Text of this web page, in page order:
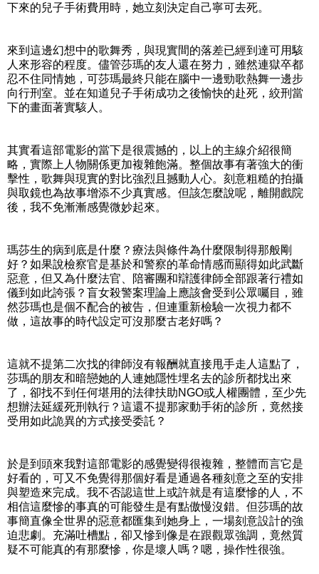
下來的兒子手術費用時，她立刻決定自己寧可去死。
來到這邊幻想中的歌舞秀，與現實間的落差已經到達可用駭
人來形容的程度。儘管莎瑪的友人還在努力，雖然連獄卒都
忍不住同情她，可莎瑪最終只能在腦中一邊勁歌熱舞一邊步
向行刑室。並在知道兒子手術成功之後愉快的赴死，絞刑當
下的畫面著實駭人。
其實看這部電影的當下是很震撼的，以上的主線介紹很簡
略，實際上人物關係更加複雜飽滿。整個故事有著強大的衝
擊性，歌舞與現實的對比強烈且撼動人心。刻意粗糙的拍攝
與取鏡也為故事增添不少真實感。但該怎麼說呢，離開戲院
後，我不免漸漸感覺微妙起來。
瑪莎生的病到底是什麼？療法與條件為什麼限制得那般剛
好？如果說檢察官是基於和警察的革命情感而顯得如此武斷
惡意，但又為什麼法官、陪審團和辯護律師全部跟著行禮如
儀到如此誇張？盲女殺警案理論上應該會受到公眾囑目，雖
然莎瑪也是個不配合的被告，但連重新檢驗一次視力都不
做，這故事的時代設定可沒那麼古老好嗎？
這就不提第二次找的律師沒有報酬就直接甩手走人這點了，
莎瑪的朋友和暗戀她的人連她隱性埋名去的診所都找出來
了，卻找不到任何堪用的法律扶助NGO或人權團體，至少先
想辦法延緩死刑執行？這還不提那家動手術的診所，竟然接
受用如此詭異的方式接受委託？
於是到頭來我對這部電影的感覺變得很複雜，整體而言它是
好看的，可又不免覺得那個好看是通過各種刻意之至的安排
與塑造來完成。我不否認這世上或許就是有這麼慘的人，不
相信這麼慘的事真的可能發生是有點傲慢沒錯。但莎瑪的故
事簡直像全世界的惡意都匯集到她身上，一場刻意設計的強
迫悲劇。充滿吐槽點，卻又慘到像是在跟觀眾強調，竟然質
疑不可能真的有那麼慘，你是壞人嗎？嗯，操作性很強。